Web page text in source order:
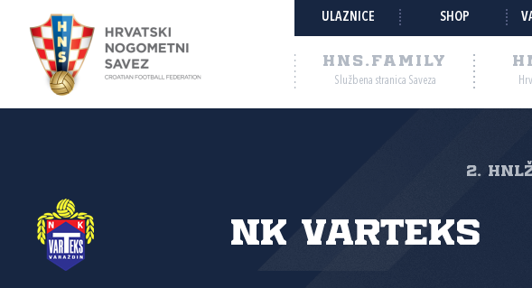
ULAZNICE SHOP
HNS.FAMILY
Službena stranica Saveza
2.
NK Varteks